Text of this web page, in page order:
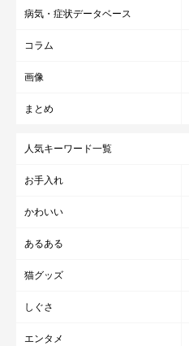
病気・症状データベース
コラム
画像
まとめ
人気キーワード一覧
お手入れ
かわいい
あるある
猫グッズ
しぐさ
エンタメ